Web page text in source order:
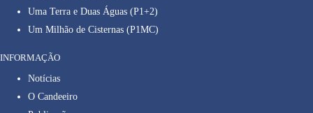
Uma Terra e Duas Águas (P1+2)
Um Milhão de Cisternas (P1MC)
INFORMAÇÃO
Notícias
O Candeeiro